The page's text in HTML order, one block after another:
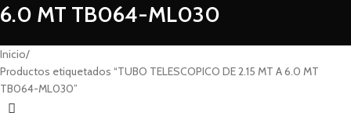
6.0 MT TB064-ML030
Inicio
Productos etiquetados “TUBO TELESCOPICO DE 2.15 MT A 6.0 MT
TB064-ML030”